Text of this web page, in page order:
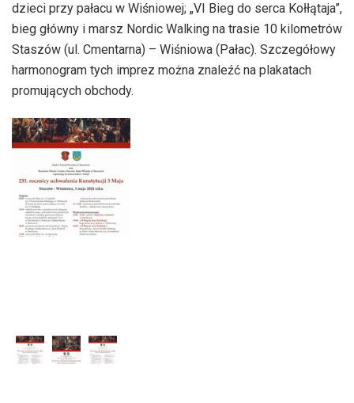
dzieci przy pałacu w Wiśniowej; „VI Bieg do serca Kołłątaja”,
bieg główny i marsz Nordic Walking na trasie 10 kilometrów
Staszów (ul. Cmentarna) – Wiśniowa (Pałac). Szczegółowy
harmonogram tych imprez można znaleźć na plakatach
promujących obchody.